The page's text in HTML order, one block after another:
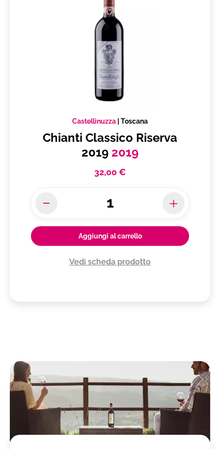
Castellinuzza Toscana
Chianti Classico Riserva
2019 2019
32,00 €
Aggiungi al carrello
Vedi scheda prodotto